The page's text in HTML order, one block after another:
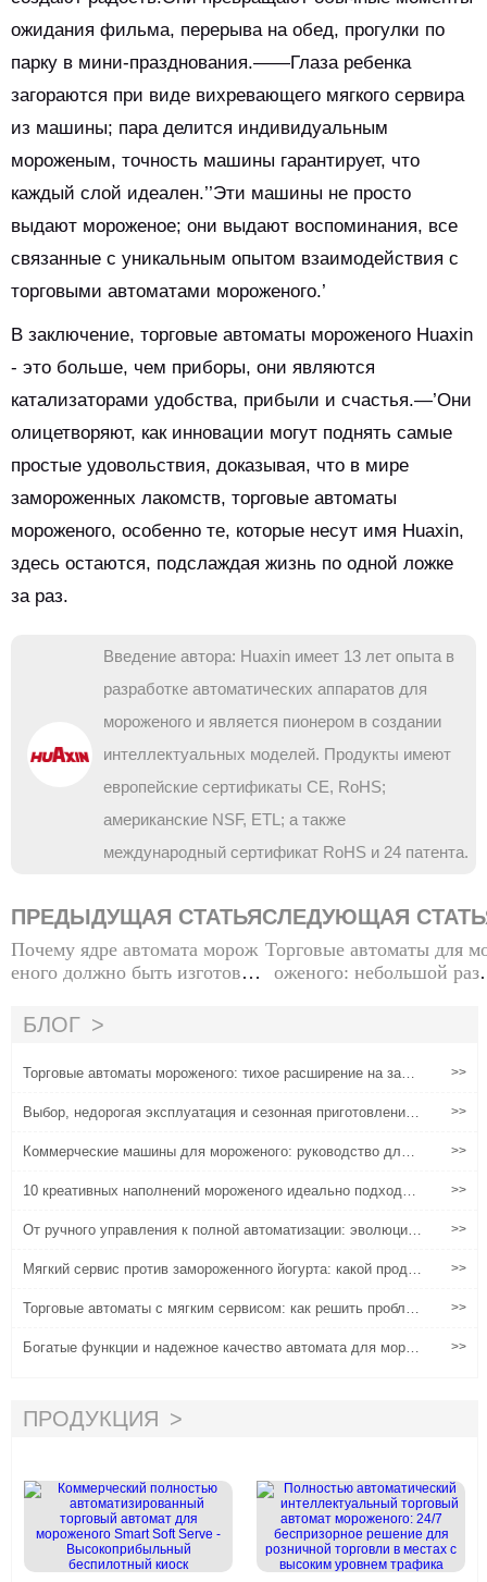
ожидания фильма, перерыва на обед, прогулки по
парку в мини-празднования.——Глаза ребенка
загораются при виде вихревающего мягкого сервира
из машины; пара делится индивидуальным
мороженым, точность машины гарантирует, что
каждый слой идеален.’’Эти машины не просто
выдают мороженое; они выдают воспоминания, все
связанные с уникальным опытом взаимодействия с
торговыми автоматами мороженого.’
В заключение, торговые автоматы мороженого Huaxin
- это больше, чем приборы, они являются
катализаторами удобства, прибыли и счастья.—’Они
олицетворяют, как инновации могут поднять самые
простые удовольствия, доказывая, что в мире
замороженных лакомств, торговые автоматы
мороженого, особенно те, которые несут имя Huaxin,
здесь остаются, подслаждая жизнь по одной ложке
за раз.
Введение автора: Huaxin имеет 13 лет опыта в
разработке автоматических аппаратов для
мороженого и является пионером в создании
интеллектуальных моделей. Продукты имеют
европейские сертификаты CE, RoHS;
американские NSF, ETL; а также
международный сертификат RoHS и 24 патента.
ПРЕДЫДУЩАЯ СТАТЬЯ
Почему ядре автомата морож
еного должно быть изготовле
СЛЕДУЮЩАЯ
Торговые автоматы для
оженого: небольшой
БЛОГ
Торговые автоматы мороженого: тихое расширение на запа
>>
Выбор, недорогая эксплуатация и сезонная приготовление
>>
Коммерческие машины для мороженого: руководство для г
служиванию и увеличению прибыли.
>>
10 креативных наполнений мороженого идеально подходит
устите!'
>>
От ручного управления к полной автоматизации: эволюция
>>
Мягкий сервис против замороженного йогурта: какой продук
>>
Торговые автоматы с мягким сервисом: как решить пробле
ельности?
>>
Богатые функции и надежное качество автомата для моро
>>
ПРОДУКЦИЯ